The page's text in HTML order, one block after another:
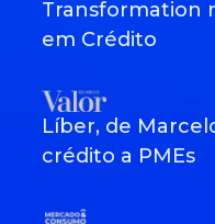
Transformation
em Crédito
Líber, de
crédito a PMEs